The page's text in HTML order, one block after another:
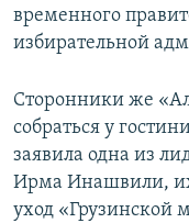
временного
избирательной
Сторонники же
собраться у
заявила одна из
Ирма Инашвили,
уход «Грузинской